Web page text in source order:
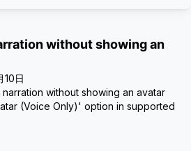
without showing an
10日
without showing an avatar
(Voice Only)' option in supported